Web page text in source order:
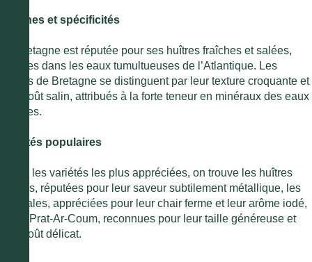
Origines et spécificités
La Bretagne est réputée pour ses huîtres fraîches et salées,
élevées dans les eaux tumultueuses de l’Atlantique. Les
huîtres de Bretagne se distinguent par leur texture croquante et
leur goût salin, attribués à la forte teneur en minéraux des eaux
côtières.
Variétés populaires
Parmi les variétés les plus appréciées, on trouve les huîtres
Belons, réputées pour leur saveur subtilement métallique, les
Cancales, appréciées pour leur chair ferme et leur arôme iodé,
et les Prat-Ar-Coum, reconnues pour leur taille généreuse et
leur goût délicat.